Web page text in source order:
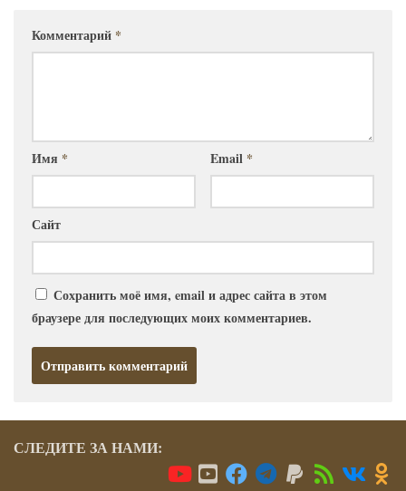
Комментарий *
Имя * Email *
Сайт
Сохранить моё имя, email и адрес сайта в этом
браузере для последующих моих комментариев.
СЛЕДИТЕ ЗА НАМИ: